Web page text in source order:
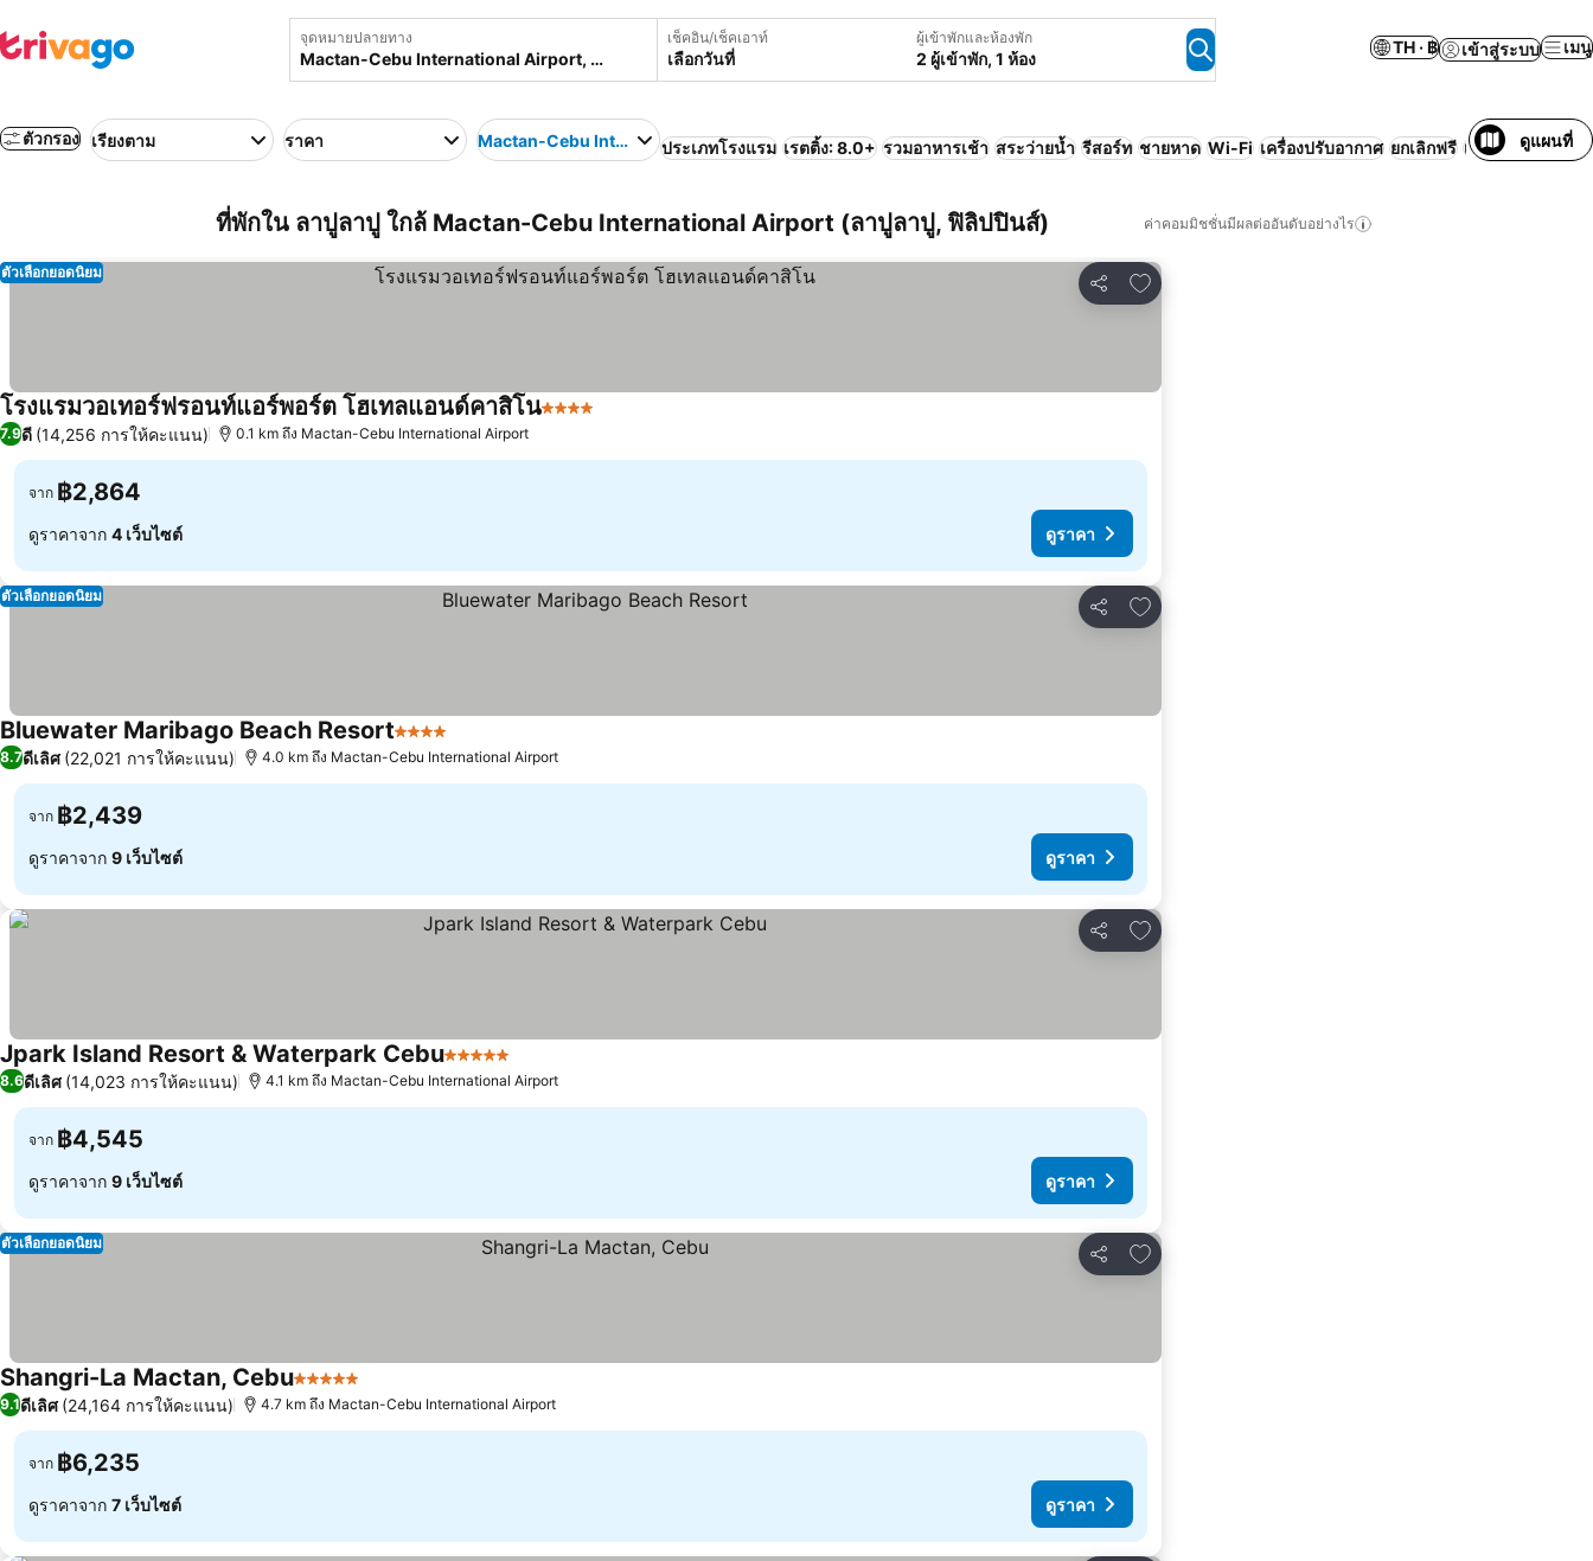
จุดหมายปลายทาง เช็คอิน/เช็คเอาท์
เลือกวันที่
ผู้เข้าพักและห้องพัก
2 ผู้เข้าพัก, 1 ห้อง
TH · ฿ เข้าสู่ระบบ เมนู
ตัวกรอง เรียงตาม ราคา Mactan-Cebu International Airport
ประเภทโรงแรม เรตติ้ง: 8.0+ รวมอาหารเช้า สระว่ายน้ำ รีสอร์ท ชายหาด Wi-Fi เครื่องปรับอากาศ ยกเลิกฟรี เซอร์วิสอพาร์ทเ
ดูแผนที่
ที่พักใน ลาปูลาปู ใกล้ Mactan-Cebu International Airport (ลาปูลาปู, ฟิลิปปินส์) ค่าคอมมิชชั่นมีผลต่ออันดับอย่างไร
แชร์
เพิ่มในรายการโปรด
ตัวเลือกยอดนิยม
โรงแรมวอเทอร์ฟรอนท์แอร์พอร์ต โฮเทลแอนด์คาสิโน4 ดาว
7.9ดี (14,256 การให้คะแนน) 0.1 km ถึง Mactan-Cebu International Airport
จาก ฿2,864
ดูราคาจาก 4 เว็บไซต์ ดูราคา
แชร์
เพิ่มในรายการโปรด
ตัวเลือกยอดนิยม
Bluewater Maribago Beach Resort4 ดาว
8.7ดีเลิศ (22,021 การให้คะแนน) 4.0 km ถึง Mactan-Cebu International Airport
จาก ฿2,439
ดูราคาจาก 9 เว็บไซต์ ดูราคา
แชร์
เพิ่มในรายการโปรด
Jpark Island Resort & Waterpark Cebu5 ดาว
8.6ดีเลิศ (14,023 การให้คะแนน) 4.1 km ถึง Mactan-Cebu International Airport
จาก ฿4,545
ดูราคาจาก 9 เว็บไซต์ ดูราคา
แชร์
เพิ่มในรายการโปรด
ตัวเลือกยอดนิยม
Shangri-La Mactan, Cebu5 ดาว
9.1ดีเลิศ (24,164 การให้คะแนน) 4.7 km ถึง Mactan-Cebu International Airport
จาก ฿6,235
ดูราคาจาก 7 เว็บไซต์ ดูราคา